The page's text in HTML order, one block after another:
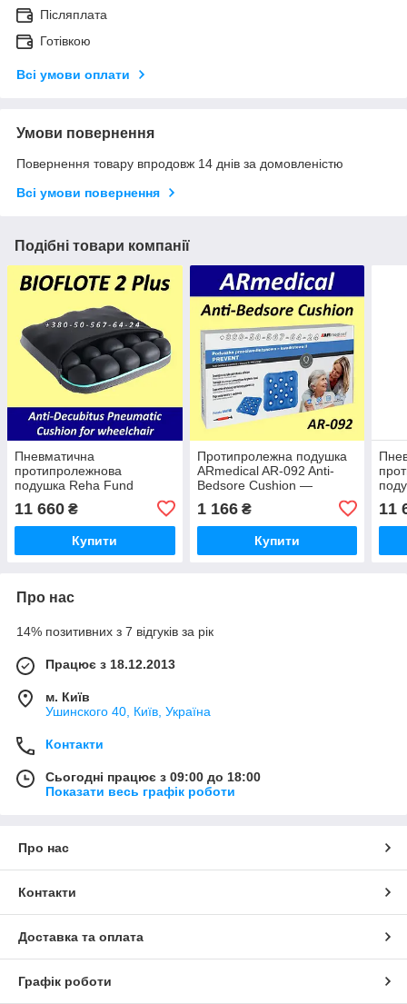
Післяплата
Готівкою
Всі умови оплати
Умови повернення
Повернення товару впродовж 14 днів за домовленістю
Всі умови повернення
Подібні товари компанії
Пневматична
протипролежнова
подушка Reha Fund
Pneumatic Anti-Decubitus
Cushion
11 660 ₴
Купити
Протипролежна подушка
ARmedical AR-092 Anti-
Bedsore Cushion —
1 166₴
Купити
11
Про нас
14% позитивних з 7 відгуків за рік
Працює з 18.12.2013
м. Київ
Ушинского 40, Київ, Україна
Контакти
Сьогодні працює з 09:00 до 18:00
Показати весь графік роботи
Про нас
Контакти
Доставка та оплата
Графік роботи